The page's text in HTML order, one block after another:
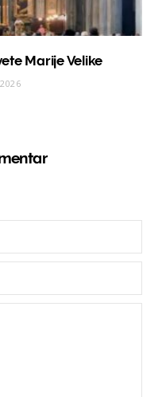
Marije Velike